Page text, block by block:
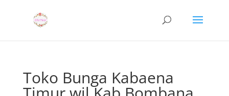
Toko Bunga Kabaena